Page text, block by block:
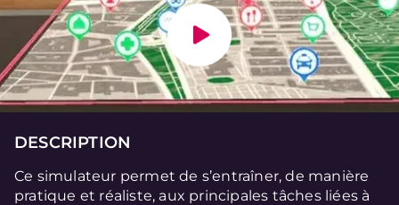
DESCRIPTION
Ce simulateur permet de s’entraîner, de manière
pratique et réaliste, aux principales tâches liées à